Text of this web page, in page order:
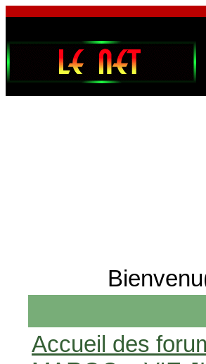
Accueil des